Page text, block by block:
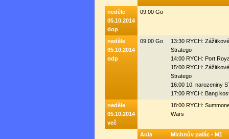
neděle
05.10.2014
dop
09:00 Go
neděle
05.10.2014
odp
09:00 Go
13:30 RYCH: Zážitkové
Stratego
14:00 RYCH: Port
15:00 RYCH: Zážitkové
Stratego
16:00 10. narozeniny
17:00 RYCH: Bang
neděle
05.10.2014
več
18:00 RYCH:
Wars
Aula Michnův palác - M1